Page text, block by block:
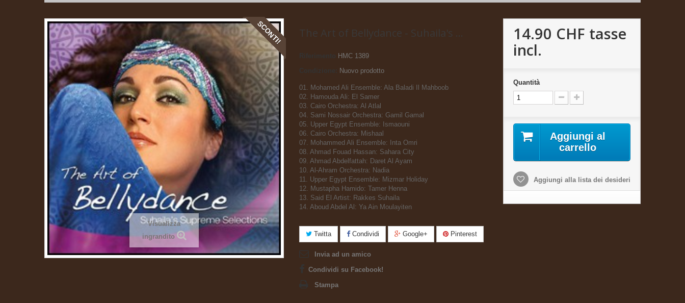
SCONTI!
Visualizza
ingrandito
The Art of Bellydance - Suhaila's ...
Riferimento
HMC 1389
Nuovo prodotto
01. Mohamed Ali Ensemble: Ala Baladi Il Mahboob
02. Hamouda Ali: El Samer
03. Cairo Orchestra: Al Atlal
04. Sami Nossair Orchestra: Gamil Gamal
05. Upper Egypt Ensemble: Ismaouni
06. Cairo Orchestra: Mishaal
07. Mohammed Ali Ensemble: Inta Omri
08. Ahmad Fouad Hassan: Sahara City
09. Ahmad Abdelfattah: Daret Al Ayam
10. Al-Ahram Orchestra: Nadia
11. Upper Egypt Ensemble: Mizmar Holiday
12. Mustapha Hamido: Tamer Henna
13. Said El Artist: Rakkes Suhaila
14. Aboud Abdel Al: Ya Ain Moulayiten
Twitta Condividi Google+ Pinterest
Invia ad un amico
Condividi su Facebook!
Stampa
14.90 CHF tasse
incl.
Quantità
Aggiungi al
carrello
Aggiungi alla lista dei desideri